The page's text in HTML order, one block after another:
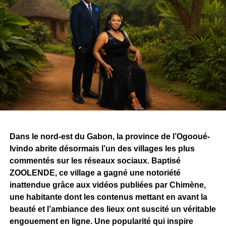
Dans le nord-est du Gabon, la province de l’Ogooué-
Ivindo abrite désormais l’un des villages les plus
commentés sur les réseaux sociaux. Baptisé
ZOOLENDE, ce village a gagné une notoriété
inattendue grâce aux vidéos publiées par Chimène,
une habitante dont les contenus mettant en avant la
beauté et l’ambiance des lieux ont suscité un véritable
engouement en ligne. Une popularité qui inspire